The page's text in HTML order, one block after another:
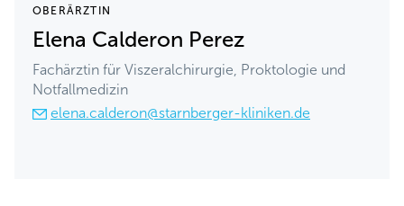
OBERÄRZTIN
Elena Calderon Perez
Fachärztin für Viszeralchirurgie, Proktologie und
Notfallmedizin
elena.calderon@starnberger-kliniken.de